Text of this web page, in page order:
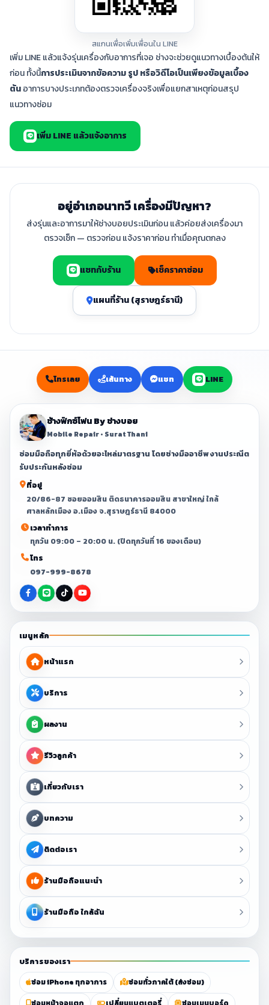
สแกนเพื่อเพิ่มเพื่อนใน LINE
เพิ่ม LINE แล้วแจ้งรุ่นเครื่องกับอาการที่เจอ ช่างจะช่วยดูแนวทางเบื้องต้นให้
ก่อน ทั้งนี้การประเมินจากข้อความ รูป หรือวิดีโอเป็นเพียงข้อมูลเบื้อง
ต้นอาการบางประเภทต้องตรวจเครื่องจริงเพื่อแยกสาเหตุก่อนสรุป
แนวทางซ่อม
เพิ่ม LINE แล้วแจ้งอาการ
อยู่อำเภอนาทวี เครื่องมีปัญหา?
ส่งรุ่นและอาการมาให้ช่างบอยประเมินก่อน แล้วค่อยส่งเครื่องมา
ตรวจเช็ก — ตรวจก่อน แจ้งราคาก่อน ทำเมื่อคุณตกลง
แชทกับร้าน เช็คราคาซ่อม
แผนที่ร้าน (สุราษฎร์ธานี)
โทรเลย เส้นทาง แชท LINE
ช้างฟิกซ์โฟน By ช่างบอย
Mobile Repair • Surat Thani
ซ่อมมือถือทุกยี่ห้อด้วยอะไหล่มาตรฐาน โดยช่างมืออาชีพ งานประณีต
รับประกันหลังซ่อม
ที่อยู่
20/86-87 ซอยออมสิน ติดธนาคารออมสิน สาขาใหญ่ ใกล้
ศาลหลักเมือง อ.เมือง จ.สุราษฎร์ธานี 84000
เวลาทำการ
ทุกวัน 09:00 – 20:00 น. (ปิดทุกวันที่ 16 ของเดือน)
โทร
097-999-8678
เมนูหลัก
หน้าแรก
บริการ
ผลงาน
รีวิวลูกค้า
เกี่ยวกับเรา
บทความ
ติดต่อเรา
ร้านมือถือแนะนำ
ร้านมือถือ ใกล้ฉัน
บริการของเรา
ซ่อม iPhone ทุกอาการ
ซ่อมทั่วภาคใต้ (ส่งซ่อม)